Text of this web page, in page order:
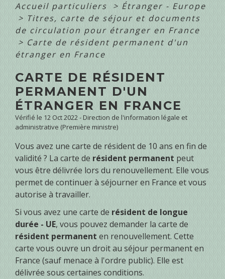
Accueil particuliers > Étranger - Europe
> Titres, carte de séjour et documents
de circulation pour étranger en France
> Carte de résident permanent d'un
étranger en France
CARTE DE RÉSIDENT
PERMANENT D'UN
ÉTRANGER EN FRANCE
Vérifié le 12 Oct 2022 - Direction de l'information légale et
administrative (Première ministre)
Vous avez une carte de résident de 10 ans en fin de
validité ? La carte de résident permanent peut
vous être délivrée lors du renouvellement. Elle vous
permet de continuer à séjourner en France et vous
autorise à travailler.
Si vous avez une carte de résident de longue
durée - UE, vous pouvez demander la carte de
résident permanent en renouvellement. Cette
carte vous ouvre un droit au séjour permanent en
France (sauf menace à l'ordre public). Elle est
délivrée sous certaines conditions.